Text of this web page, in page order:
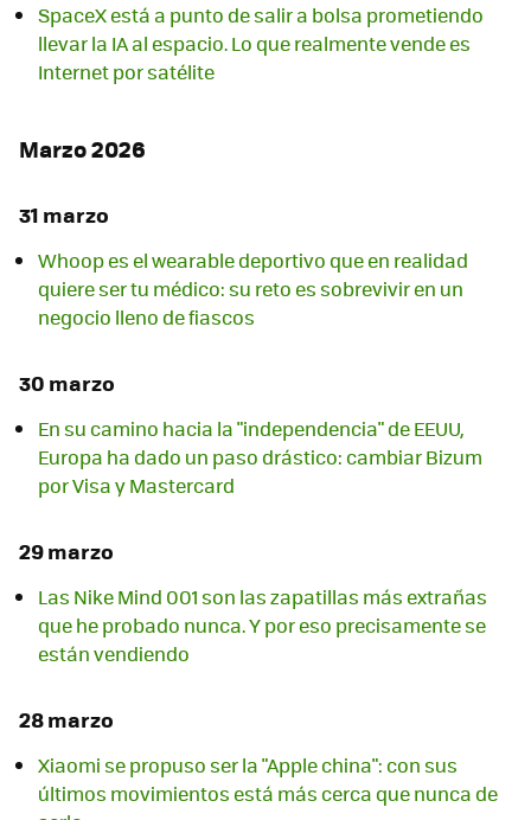
SpaceX está a punto de salir a bolsa prometiendo
llevar la IA al espacio. Lo que realmente vende es
Internet por satélite
Marzo 2026
31 marzo
Whoop es el wearable deportivo que en realidad
quiere ser tu médico: su reto es sobrevivir en un
negocio lleno de fiascos
30 marzo
En su camino hacia la "independencia" de EEUU,
Europa ha dado un paso drástico: cambiar Bizum
por Visa y Mastercard
29 marzo
Las Nike Mind 001 son las zapatillas más extrañas
que he probado nunca. Y por eso precisamente se
están vendiendo
28 marzo
Xiaomi se propuso ser la "Apple china": con sus
últimos movimientos está más cerca que nunca de